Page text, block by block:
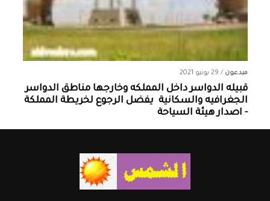
مبدعون / 29 يونيو 2021
قبيله الدواسر داخل المملكه وخارجها ‏مناطق الدواسر
الجغرافيه والسكانية ‏ يفضل الرجوع لخريطة المملكة
- اصدار هيئة السياحة